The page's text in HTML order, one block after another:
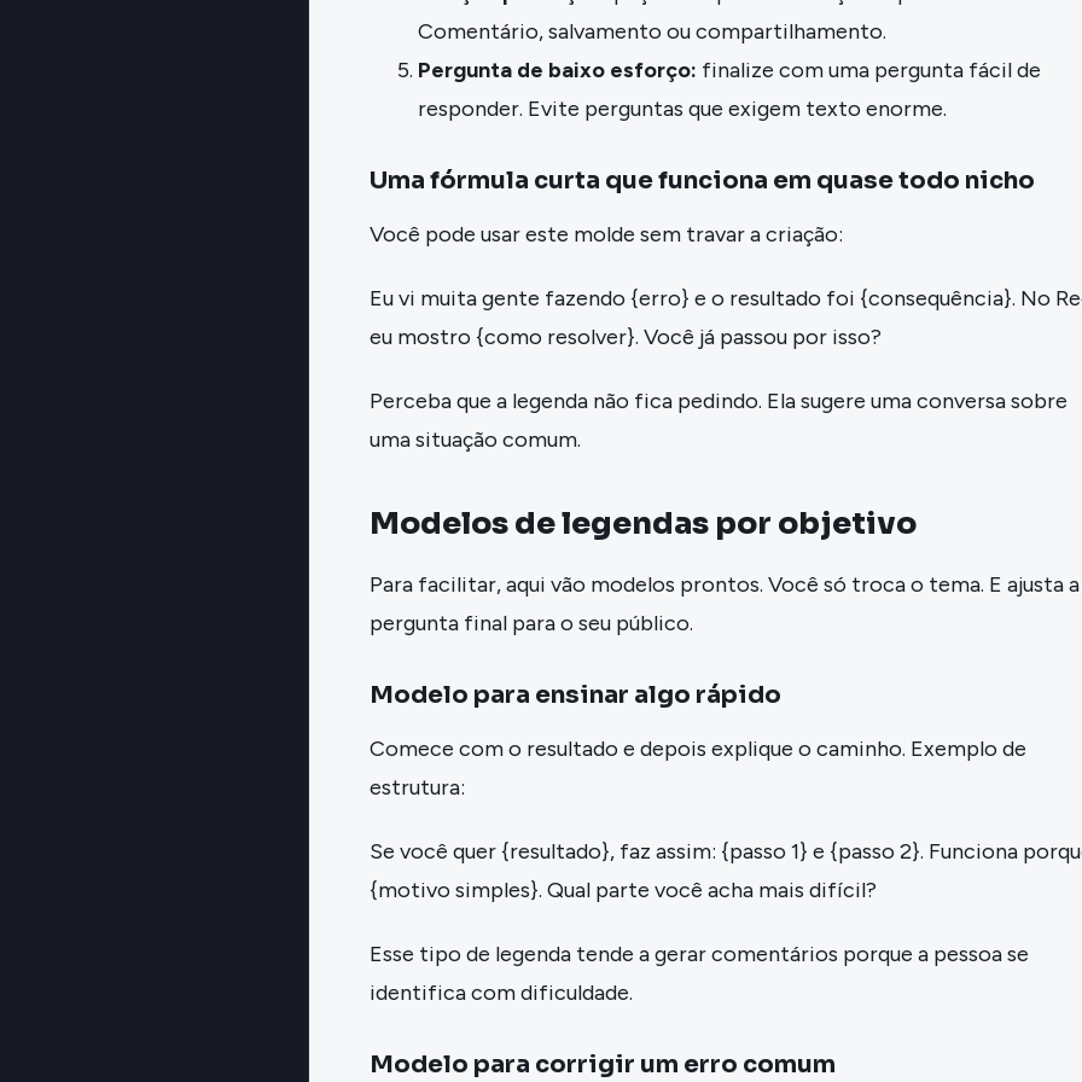
Comentário, salvamento ou compartilhamento.
Pergunta de baixo esforço: finalize com uma pergunta fácil de
responder. Evite perguntas que exigem texto enorme.
Uma fórmula curta que funciona em quase todo nicho
Você pode usar este molde sem travar a criação:
Eu vi muita gente fazendo {erro} e o resultado foi {consequência}. No
eu mostro {como resolver}. Você já passou por isso?
Perceba que a legenda não fica pedindo. Ela sugere uma conversa sobre
uma situação comum.
Modelos de legendas por objetivo
Para facilitar, aqui vão modelos prontos. Você só troca o tema. E ajusta a
pergunta final para o seu público.
Modelo para ensinar algo rápido
Comece com o resultado e depois explique o caminho. Exemplo de
estrutura:
Se você quer {resultado}, faz assim: {passo 1} e {passo 2}. Funciona
{motivo simples}. Qual parte você acha mais difícil?
Esse tipo de legenda tende a gerar comentários porque a pessoa se
identifica com dificuldade.
Modelo para corrigir um erro comum